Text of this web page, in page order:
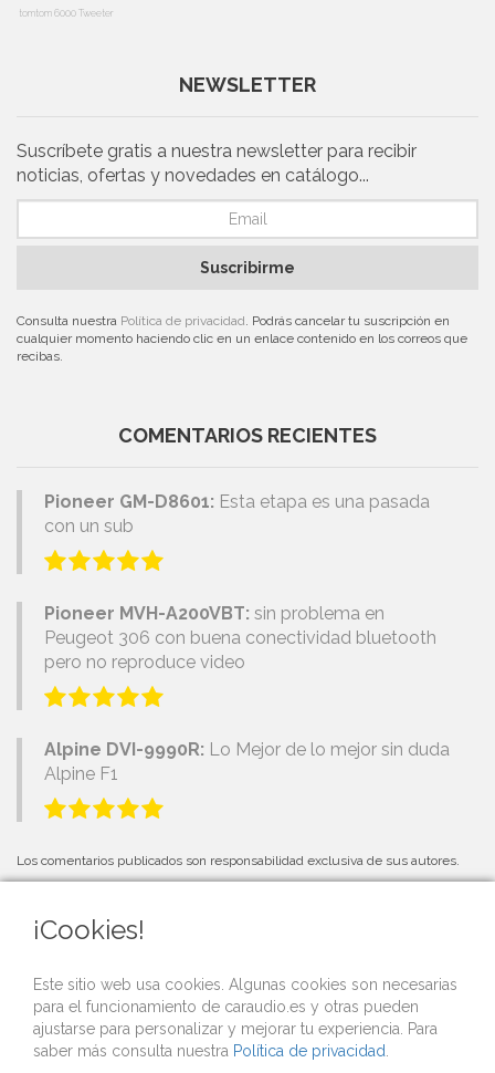
tomtom 6000Tweeter
NEWSLETTER
Suscríbete gratis a nuestra newsletter para recibir
noticias, ofertas y novedades en catálogo...
Suscribirme
Consulta nuestra Política de privacidad. Podrás cancelar tu suscripción en
cualquier momento haciendo clic en un enlace contenido en los correos que
recibas.
COMENTARIOS RECIENTES
Pioneer GM-D8601: Esta etapa es una pasada
con un sub
Pioneer MVH-A200VBT: sin problema en
Peugeot 306 con buena conectividad bluetooth
pero no reproduce video
Alpine DVI-9990R: Lo Mejor de lo mejor sin duda
Alpine F1
Los comentarios publicados son responsabilidad exclusiva de sus autores.
Si organizas una competición o evento de car audio y quieres que lo
publicitemos gratis desde nuestra web,contacta con nosotros.
¡Cookies!
Este sitio web usa cookies. Algunas cookies son necesarias
para el funcionamiento de caraudio.es y otras pueden
ajustarse para personalizar y mejorar tu experiencia. Para
saber más consulta nuestra Política de privacidad